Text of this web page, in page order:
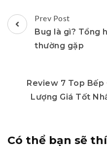
Post
Navigation
Prev Post
Bug là gì? Tổng
thường gặp
Review 7 Top Bếp
Lượng Giá Tốt
Có thể bạn sẽ